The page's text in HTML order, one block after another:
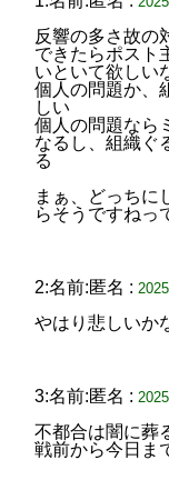
反響の多さ故の
できたらポスト
いといて欲しい
個人の問題か、
しい
個人の問題なら
なるし、組織ぐ
る
まぁ、どっちに
らそうですねっ
2:名前:匿名 :
やはり悲しいか
3:名前:匿名 :
不都合は闇に葬
戦前から今日ま